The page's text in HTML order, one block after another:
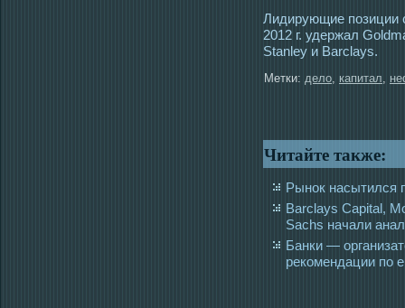
Лидирующие позиции
2012 г. удержал
Stanley и Barclays.
Метки: дело, капитал,
Читайте также:
Рынок насытился
Barclays Capital,
Sachs начали
Банки —
рекомендации по